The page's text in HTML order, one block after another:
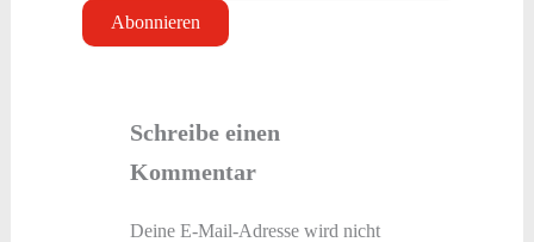
Schreibe einen
Kommentar
Deine E-Mail-Adresse wird nicht